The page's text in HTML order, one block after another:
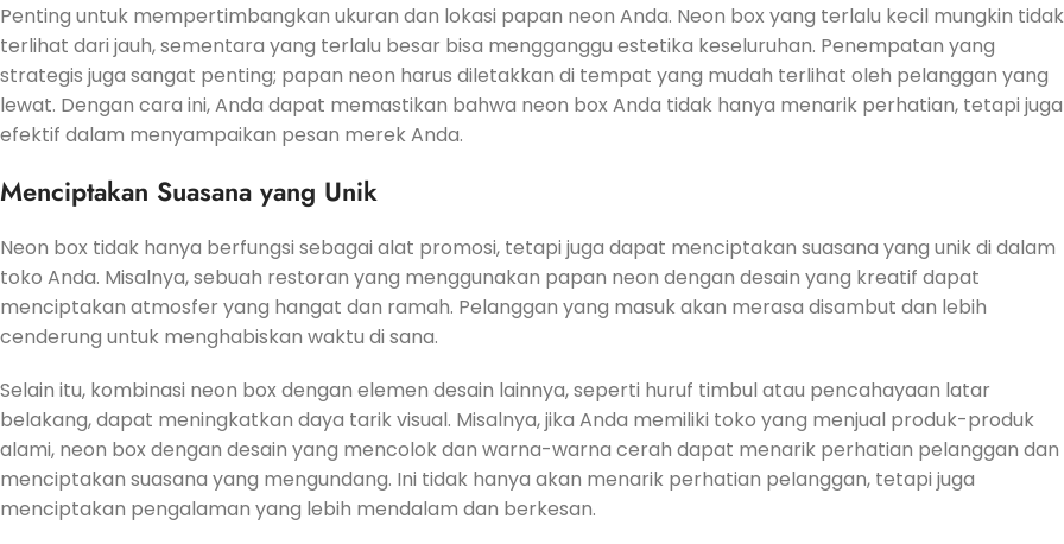
Penting untuk mempertimbangkan ukuran dan lokasi papan neon Anda. Neon box yang terlalu kecil mungkin tidak
terlihat dari jauh, sementara yang terlalu besar bisa mengganggu estetika keseluruhan. Penempatan yang
strategis juga sangat penting; papan neon harus diletakkan di tempat yang mudah terlihat oleh pelanggan yang
lewat. Dengan cara ini, Anda dapat memastikan bahwa neon box Anda tidak hanya menarik perhatian, tetapi juga
efektif dalam menyampaikan pesan merek Anda.
Menciptakan Suasana yang Unik
Neon box tidak hanya berfungsi sebagai alat promosi, tetapi juga dapat menciptakan suasana yang unik di dalam
toko Anda. Misalnya, sebuah restoran yang menggunakan papan neon dengan desain yang kreatif dapat
menciptakan atmosfer yang hangat dan ramah. Pelanggan yang masuk akan merasa disambut dan lebih
cenderung untuk menghabiskan waktu di sana.
Selain itu, kombinasi neon box dengan elemen desain lainnya, seperti huruf timbul atau pencahayaan latar
belakang, dapat meningkatkan daya tarik visual. Misalnya, jika Anda memiliki toko yang menjual produk-produk
alami, neon box dengan desain yang mencolok dan warna-warna cerah dapat menarik perhatian pelanggan dan
menciptakan suasana yang mengundang. Ini tidak hanya akan menarik perhatian pelanggan, tetapi juga
menciptakan pengalaman yang lebih mendalam dan berkesan.